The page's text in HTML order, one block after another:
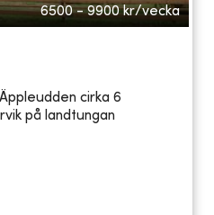
6500 - 9900 kr/vecka
cirka 6
på landtungan